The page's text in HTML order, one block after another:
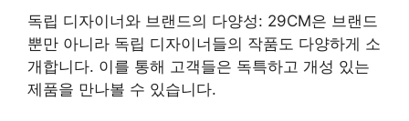
독립 디자이너와 브랜드의 다양성: 29CM은 브랜드
뿐만 아니라 독립 디자이너들의 작품도 다양하게 소
개합니다. 이를 통해 고객들은 독특하고 개성 있는
제품을 만나볼 수 있습니다.